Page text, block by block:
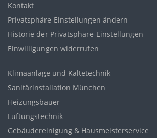
Kontakt
Privatsphäre-Einstellungen ändern
Historie der Privatsphäre-Einstellungen
Einwilligungen widerrufen
Klimaanlage und Kältetechnik
Sanitärinstallation München
Heizungsbauer
Lüftungstechnik
Gebäudereinigung & Hausmeisterservice